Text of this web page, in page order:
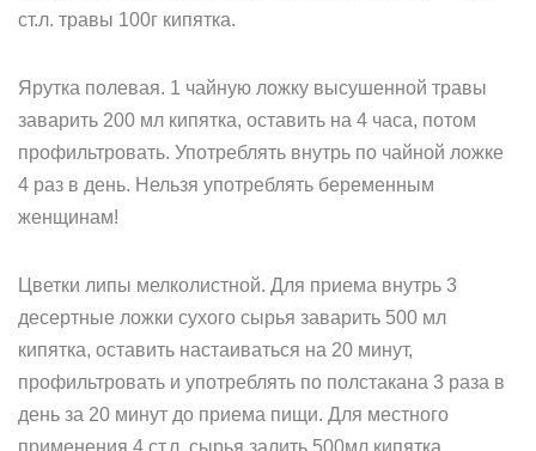
ст.л. травы 100г кипятка.
Ярутка полевая. 1 чайную ложку высушенной травы
заварить 200 мл кипятка, оставить на 4 часа, потом
профильтровать. Употреблять внутрь по чайной ложке
4 раз в день. Нельзя употреблять беременным
женщинам!
Цветки липы мелколистной. Для приема внутрь 3
десертные ложки сухого сырья заварить 500 мл
кипятка, оставить настаиваться на 20 минут,
профильтровать и употреблять по полстакана 3 раза в
день за 20 минут до приема пищи. Для местного
применения 4 ст.л. сырья залить 500мл кипятка.